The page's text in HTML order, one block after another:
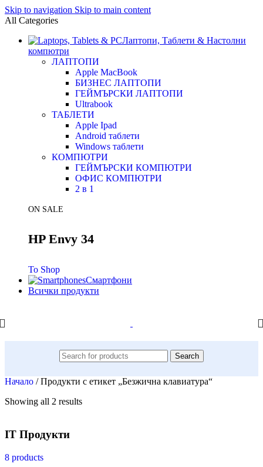
Skip to navigation Skip to main content
All Categories
Лаптопи, Таблети & Настолни
компютри
ЛАПТОПИ
Apple MacBook
БИЗНЕС ЛАПТОПИ
ГЕЙМЪРСКИ ЛАПТОПИ
Ultrabook
ТАБЛЕТИ
Apple Ipad
Android таблети
Windows таблети
КОМПЮТРИ
ГЕЙМЪРСКИ КОМПЮТРИ
ОФИС КОМПЮТРИ
2 в 1
ON SALE
HP Envy 34
To Shop
Смартфони
Всички продукти
Search
Начало / Продукти с етикет „Безжична клавиатура“
Showing all 2 results
IT Продукти
8 products